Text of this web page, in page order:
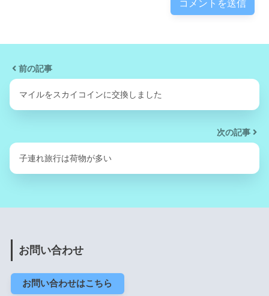
前の記事
マイルをスカイコインに交換しました
次の記事
子連れ旅行は荷物が多い
お問い合わせ
お問い合わせはこちら